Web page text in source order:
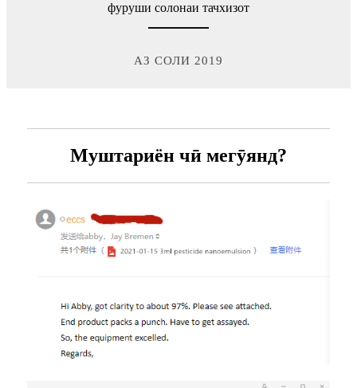
фуруши солонаи тачхизот
АЗ СОЛИ 2019
Муштариён чӣ мегӯянд?